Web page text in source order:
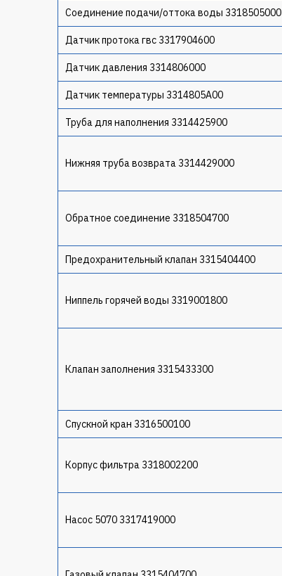
Соединение подачи/оттока воды 3318505000
Датчик протока гвс 3317904600
Датчик давления 3314806000
Датчик температуры 3314805A00
Труба для наполнения 3314425900
Нижняя труба возврата 3314429000
Обратное соединение 3318504700
Предохранительный клапан 3315404400
Ниппель горячей воды 3319001800
Клапан заполнения 3315433300
Спускной кран 3316500100
Корпус фильтра 3318002200
Насос 5070 3317419000